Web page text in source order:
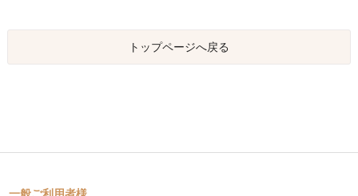
トップページへ戻る
一般ご利用者様